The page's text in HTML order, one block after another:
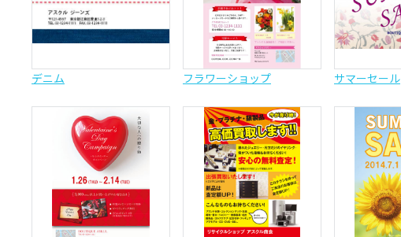
デニム フラワーショップ サマーセール